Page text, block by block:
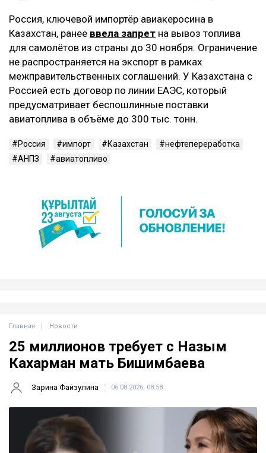
Россия, ключевой импортёр авиакеросина в
Казахстан, ранее ввела запрет на вывоз топлива
для самолётов из страны до 30 ноября. Ограничение
не распространяется на экспорт в рамках
межправительственных соглашений. У Казахстана с
Россией есть договор по линии ЕАЭС, который
предусматривает беспошлинные поставки
авиатоплива в объёме до 300 тыс. тонн.
Россия импорт Казахстан
нефтепереработка
АНПЗ
авиатопливо
Главная Новости
25 миллионов требует с Назым
Кахарман мать Бишимбаева
Зарина Файзулина 06.08.2026, 08:58